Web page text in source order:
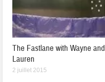
The Fastlane with Wayne and
Lauren
2 juillet 2015